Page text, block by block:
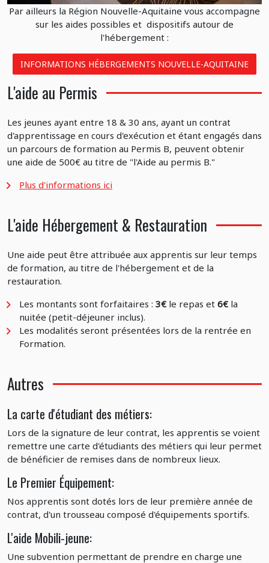
Par ailleurs la Région Nouvelle-Aquitaine vous accompagne
sur les aides possibles et dispositifs autour de
l'hébergement :
INFORMATIONS HÉBERGEMENTS NOUVELLE-AQUITAINE
L'aide au Permis
Les jeunes ayant entre 18 & 30 ans, ayant un contrat
d'apprentissage en cours d'exécution et étant engagés dans
un parcours de formation au Permis B, peuvent obtenir
une aide de 500€ au titre de "l'Aide au permis B."
Plus d'informations ici
L'aide Hébergement & Restauration
Une aide peut être attribuée aux apprentis sur leur temps
de formation, au titre de l'hébergement et de la
restauration.
Les montants sont forfaitaires : 3€ le repas et 6€ la
nuitée (petit-déjeuner inclus).
Les modalités seront présentées lors de la rentrée en
Formation.
Autres
La carte d'étudiant des métiers:
Lors de la signature de leur contrat, les apprentis se voient
remettre une carte d'étudiants des métiers qui leur permet
de bénéficier de remises dans de nombreux lieux.
Le Premier Équipement:
Nos apprentis sont dotés lors de leur première année de
contrat, d'un trousseau composé d'équipements sportifs.
L'aide Mobili-jeune:
Une subvention permettant de prendre en charge une